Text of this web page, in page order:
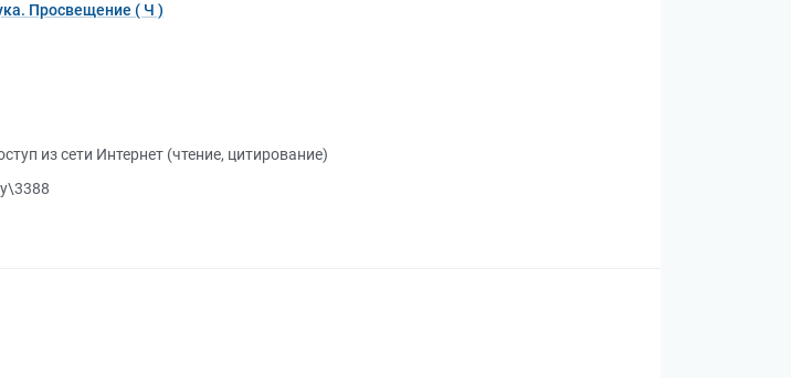
Просвещение ( Ч )
из сети Интернет (чтение, цитирование)